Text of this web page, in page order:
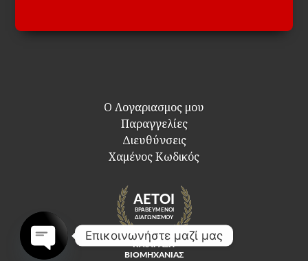
Ο Λογαριασμος μου
Παραγγελίες
Διευθύνσεις
Χαμένος Κωδικός
Επικοινωνήστε μαζί μας